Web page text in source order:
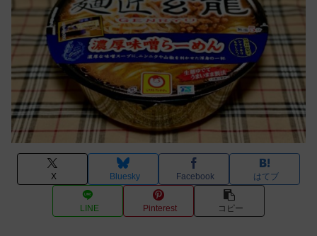
X Bluesky Facebook はてブ
LINE Pinterest コピー